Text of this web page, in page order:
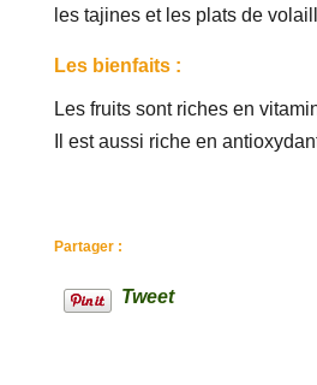
les tajines et les plats de
Les bienfaits :
Les fruits sont riches en
Il est aussi riche en
Partager :
Tweet